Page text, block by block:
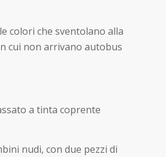
colori che sventolano alla
cui non arrivano autobus
a tinta coprente
nudi, con due pezzi di